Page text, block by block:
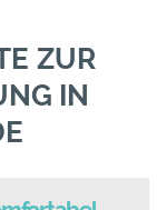
ZUR
IN